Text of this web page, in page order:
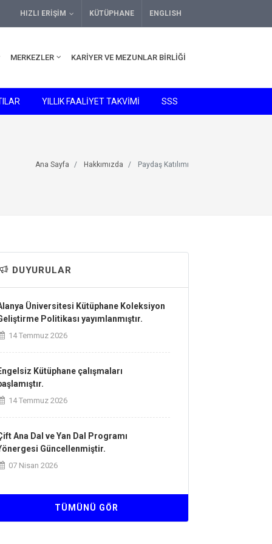
HIZLI ERIŞIM KÜTÜPHANE ENGLISH
MERKEZLER KARIYER VE MEZUNLAR BIRLIĞI
YILLIK FAALİYET TAKVİMİ SSS
Ana Sayfa Hakkımızda Paydaş Katılımı
DUYURULAR
Üniversitesi Kütüphane Koleksiyon
Politikası yayımlanmıştır.
14 Temmuz 2026
Kütüphane çalışmaları
14 Temmuz 2026
Ana Dal ve Yan Dal Programı
Güncellenmiştir.
07 Nisan 2026
Kurum İçi ve Kurumlararası Yatay Geçiş
Esaslarına İlişkin Yönergesi
TÜMÜNÜ GÖR